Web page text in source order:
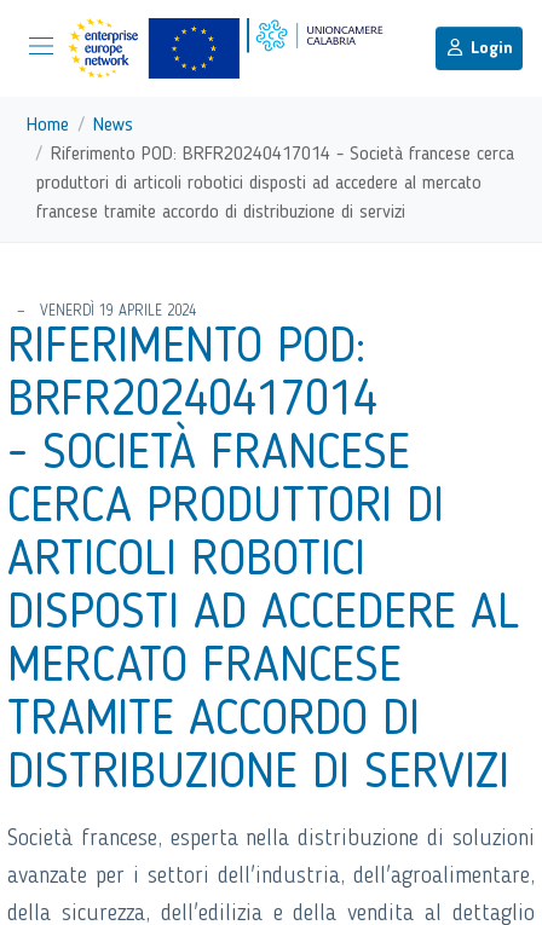
Vai ai contenuti
Login
torna al menu di scelta rapida
Menu di navigazione principale
Home
News
Riferimento POD: BRFR20240417014 - Società francese cerca
produttori di articoli robotici disposti ad accedere al mercato
francese tramite accordo di distribuzione di servizi
VENERDÌ 19 APRILE 2024
RIFERIMENTO POD:
BRFR20240417014
- SOCIETÀ FRANCESE
CERCA PRODUTTORI DI
ARTICOLI ROBOTICI
DISPOSTI AD ACCEDERE AL
MERCATO FRANCESE
TRAMITE ACCORDO DI
DISTRIBUZIONE DI SERVIZI
Società francese, esperta nella distribuzione di soluzioni
avanzate per i settori dell'industria, dell'agroalimentare,
della sicurezza, dell'edilizia e della vendita al dettaglio